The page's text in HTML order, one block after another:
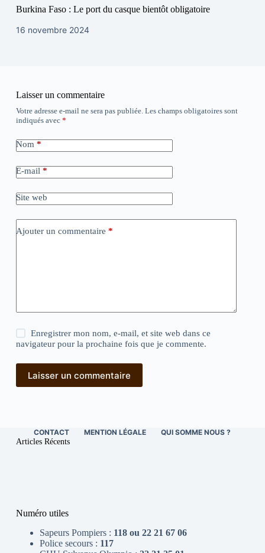
Burkina Faso : Le port du casque bientôt obligatoire
16 novembre 2024
Laisser un commentaire
Votre adresse e-mail ne sera pas publiée. Les champs obligatoires sont
indiqués avec *
Nom*
E-mail*
Site web
Ajouter un commentaire *
Enregistrer mon nom, e-mail, et site web dans ce
navigateur pour la prochaine fois que je commente.
Laisser un commentaire
CONTACT MENTION LÉGALE QUI SOMME NOUS ?
Articles Récents
Numéro utiles
Sapeurs Pompiers : 118 ou 22 21 67 06
Police secours : 117